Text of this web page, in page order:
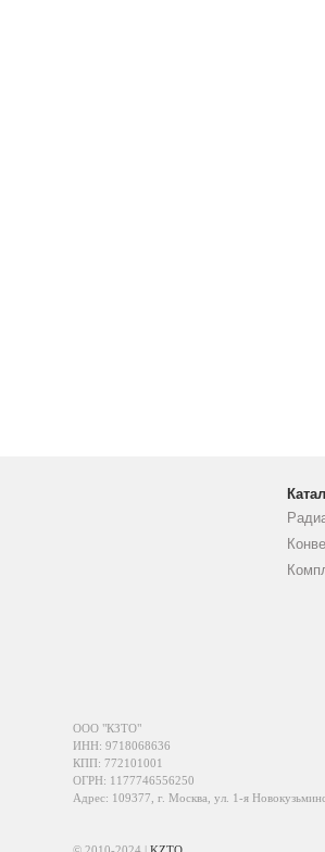
ООО "КЗТО"
ИНН: 9718068636
КПП: 772101001
ОГРН: 1177746556250
Адрес: 109377, г. Москва, ул. 1-я
© 2010-2024 | KZTO